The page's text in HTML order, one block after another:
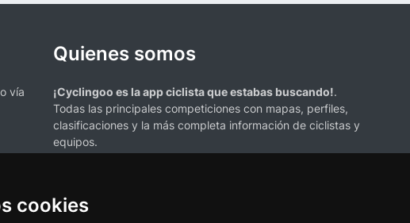
cookies
vía
Quienes somos
¡Cyclingoo es la app ciclista que estabas buscando!.
Todas las principales competiciones con mapas, perfiles,
clasificaciones y la más completa información de ciclistas y
equipos.